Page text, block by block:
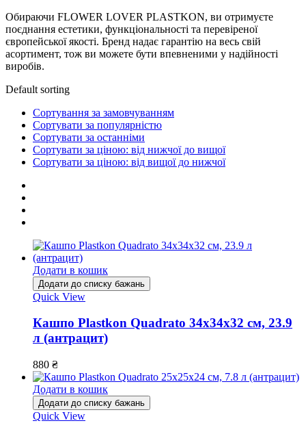
Обираючи FLOWER LOVER PLASTKON, ви отримуєте
поєднання естетики, функціональності та перевіреної
європейської якості. Бренд надає гарантію на весь свій
асортимент, тож ви можете бути впевненими у надійності
виробів.
Default sorting
Сортування за замовчуванням
Сортувати за популярністю
Сортувати за останніми
Сортувати за ціною: від нижчої до вищої
Сортувати за ціною: від вищої до нижчої
Додати в кошик
Додати до списку бажань
Quick View
Кашпо Plastkon Quadrato 34х34х32 см, 23.9
л (антрацит)
880 ₴
Додати в кошик
Додати до списку бажань
Quick View